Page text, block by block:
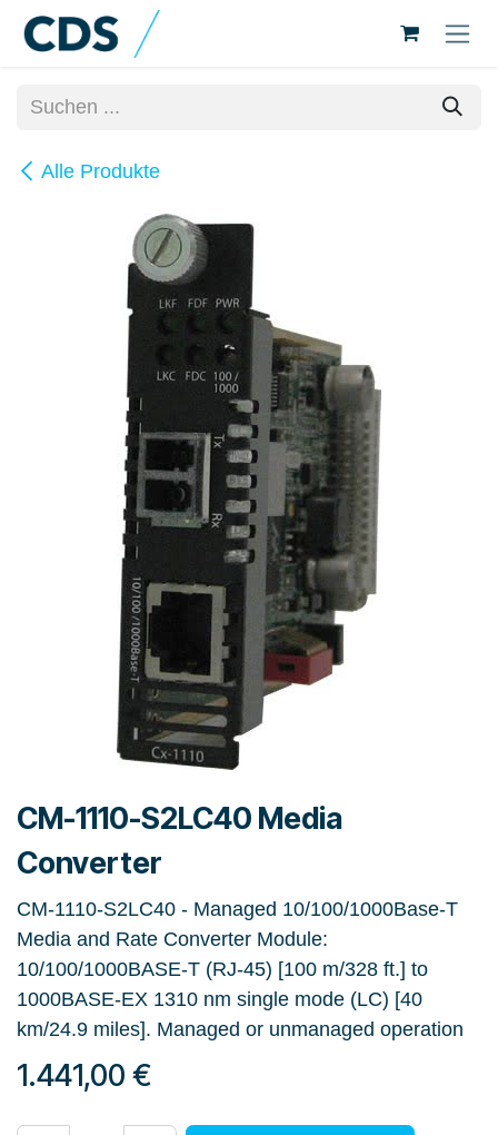
Zum Inhalt springen
Alle Produkte
CM-1110-S2LC40 Media
Converter
CM-1110-S2LC40 - Managed 10/100/1000Base-T
Media and Rate Converter Module:
10/100/1000BASE-T (RJ-45) [100 m/328 ft.] to
1000BASE-EX 1310 nm single mode (LC) [40
km/24.9 miles]. Managed or unmanaged operation
1.441,00 €